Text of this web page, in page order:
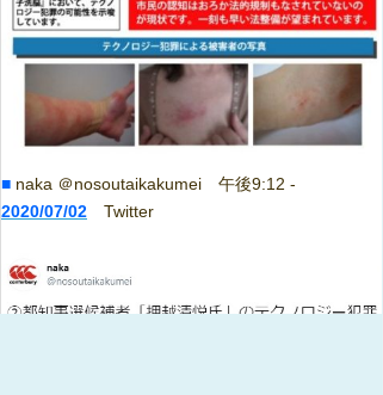
■ naka ＠nosoutaikakumei 午後9:12 -
2020/07/02 Twitter